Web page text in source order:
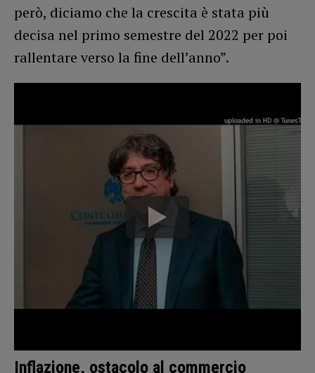
però, diciamo che la crescita è stata più
decisa nel primo semestre del 2022 per poi
rallentare verso la fine dell’anno”.
Inflazione, ostacolo al commercio